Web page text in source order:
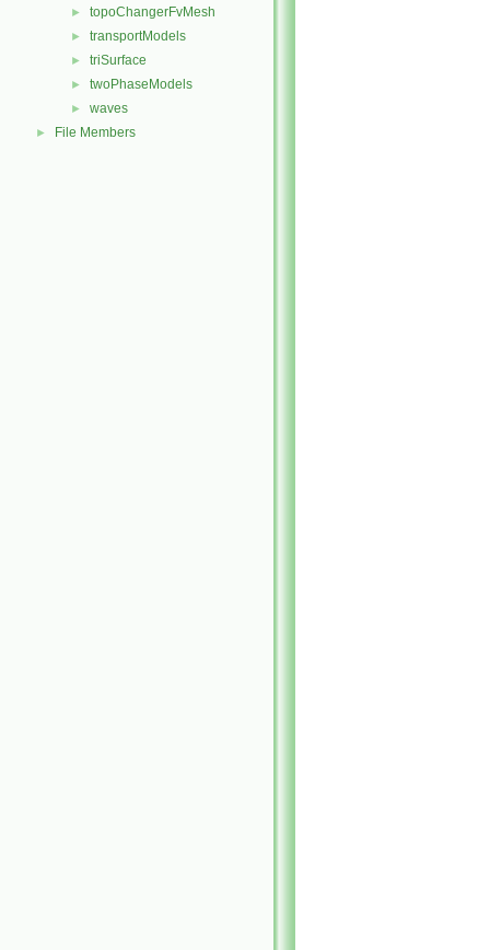
► topoChangerFvMesh
► transportModels
► triSurface
► twoPhaseModels
► waves
► File Members